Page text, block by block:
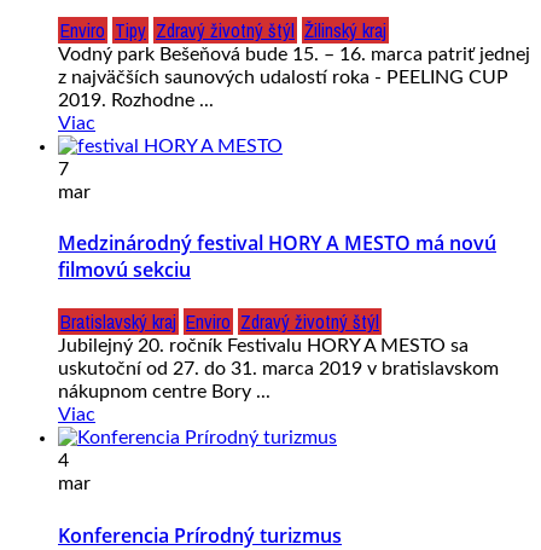
Enviro Tipy Zdravý životný štýl Žilinský kraj
Vodný park Bešeňová bude 15. – 16. marca patriť jednej
z najväčších saunových udalostí roka - PEELING CUP
2019. Rozhodne ...
Viac
7
mar
Medzinárodný festival HORY A MESTO má novú
filmovú sekciu
Bratislavský kraj Enviro Zdravý životný štýl
Jubilejný 20. ročník Festivalu HORY A MESTO sa
uskutoční od 27. do 31. marca 2019 v bratislavskom
nákupnom centre Bory ...
Viac
4
mar
Konferencia Prírodný turizmus